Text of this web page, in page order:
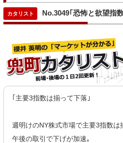
No.3049｢恐怖と欲望指
｢主要3指数は揃って下落｣
週明けのNY株式市場で主要3指数は
午後の取引で下げが加速｡